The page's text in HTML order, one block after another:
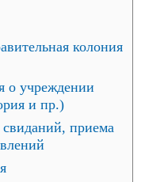
колония
о учреждении
и пр.)
приема